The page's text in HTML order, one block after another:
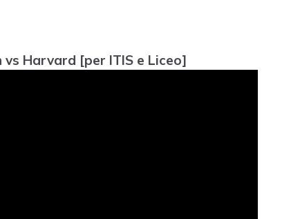
Harvard [per ITIS e Liceo]